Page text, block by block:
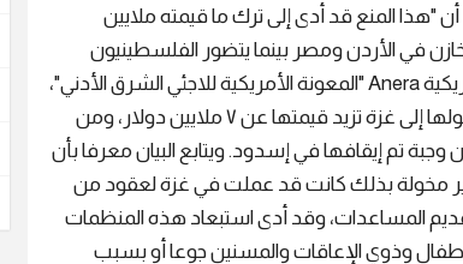
"هذا المنع قد أدى إلى ترك ما قيمته ملايين
في الأردن ومصر بينما يتضور الفلسطينيون
جوعا". ونقل البيان هنا حديث شون كارول، رئيس المنظمة الأمريكية Anera "المعونة الأمريكية للاجئي الشرق الأدني"،
والذي أشار إلى أن للمنظمة مساعدات منقذة للحياة تم منع دخولها إلى غزة تزيد قيمتها عن ٧ ملايين دولار، ومن
هناك كمية من الأرز تكفي لإعداد ٦ ملايين وجبة تم إيقافها في إسدود. ويتابع البيان معرفا بأن
مخولة بذلك كانت قد عملت في غزة لعقود من
المساعدات، وقد أدى استبعاد هذه المنظمات
وذوي الإعاقات والمسنين جوعا أو بسبب